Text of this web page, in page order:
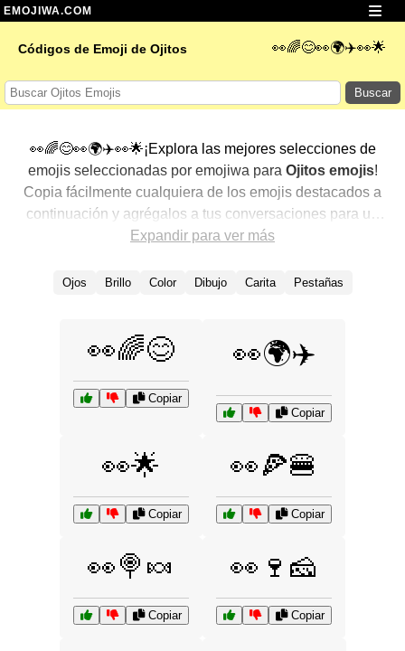
EMOJIWA.COM
Códigos de Emoji de Ojitos 👀🌈😊👀🌍✈️👀🌟
Buscar
👀🌈😊👀🌍✈️👀🌟¡Explora las mejores selecciones de
emojis seleccionadas por emojiwa para Ojitos emojis!
Copia fácilmente cualquiera de los emojis destacados a
continuación y agrégalos a tus conversaciones para un
toque personalizado. Hemos seleccionado una variedad
populares. ¿Buscas más? Explora otras categorías para
Expandir para ver más
Ojos Brillo Color Dibujo Carita Pestañas
👀🌈😊
Copiar
👀🌍✈️
Copiar
👀🌟
Copiar
👀🍕🍔
Copiar
👀🍭🍬
Copiar
👀🍷🧀
Copiar